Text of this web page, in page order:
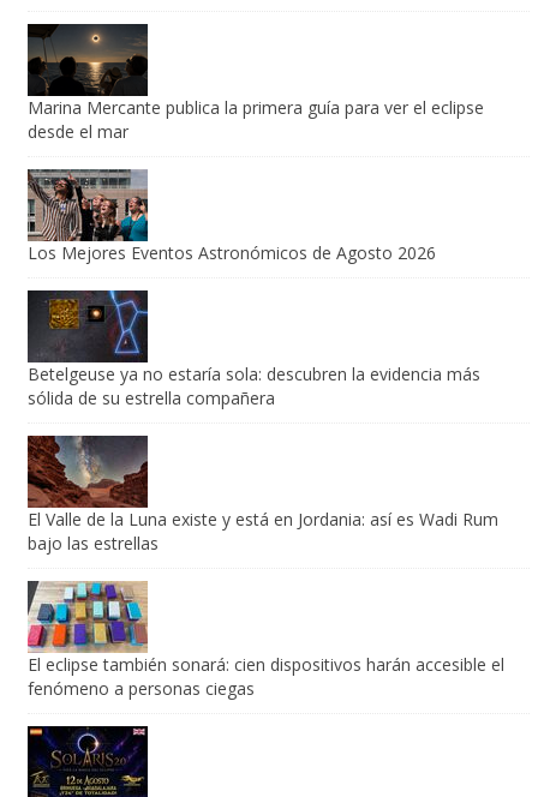
Marina Mercante publica la primera guía para ver el eclipse
desde el mar
Los Mejores Eventos Astronómicos de Agosto 2026
Betelgeuse ya no estaría sola: descubren la evidencia más
sólida de su estrella compañera
El Valle de la Luna existe y está en Jordania: así es Wadi Rum
bajo las estrellas
El eclipse también sonará: cien dispositivos harán accesible el
fenómeno a personas ciegas